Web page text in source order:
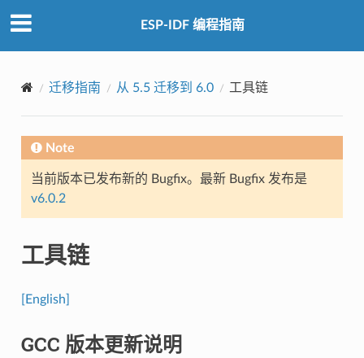
ESP-IDF 编程指南
迁移指南 从 5.5 迁移到 6.0 工具链
Note
当前版本已发布新的 Bugfix。最新 Bugfix 发布是
v6.0.2
工具链
[English]
GCC 版本更新说明